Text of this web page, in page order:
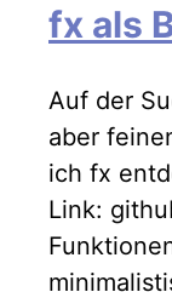
fx als
Auf der
aber
ich fx
Link: